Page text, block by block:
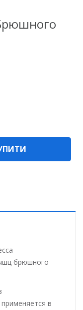
брюшного
в